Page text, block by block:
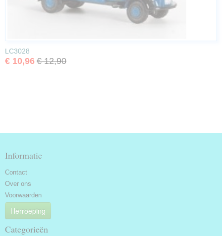
LC3028
€ 10,96 € 12,90
Informatie
Contact
Over ons
Voorwaarden
Herroeping
Categorieën